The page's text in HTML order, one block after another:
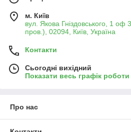
м. Київ
вул. Якова Гніздовського, 1 оф
пров.), 02094, Київ, Україна
Контакти
Сьогодні вихідний
Показати весь графік роботи
Про нас